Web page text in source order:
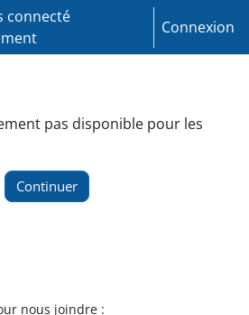
la saisie de recherche
connecté
Connexion
pas disponible pour les
Continuer
nous joindre :